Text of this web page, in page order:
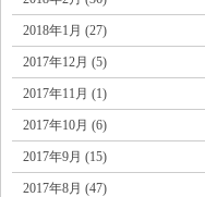
2018年1月 (27)
2017年12月 (5)
2017年11月 (1)
2017年10月 (6)
2017年9月 (15)
2017年8月 (47)